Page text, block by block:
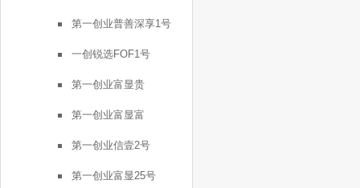
号
第一创业普善深享1号
一创锐选FOF1号
第一创业富显贵
第一创业富显富
第一创业信壹2号
第一创业富显25号